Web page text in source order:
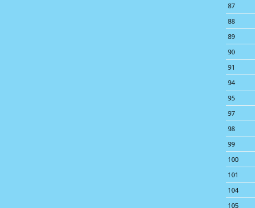
87
88
89
90
91
94
95
97
98
99
100
101
104
105